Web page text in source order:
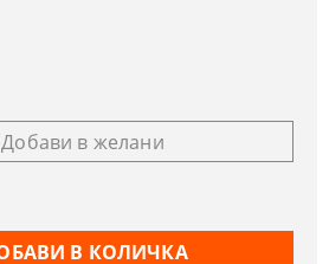
Добави в желани